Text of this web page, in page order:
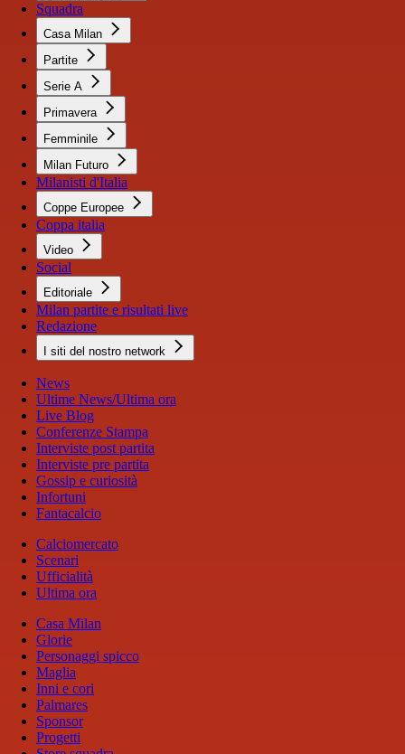
Squadra
Casa Milan
Partite
Serie A
Primavera
Femminile
Milan Futuro
Milanisti d'Italia
Coppe Europee
Coppa italia
Video
Social
Editoriale
Milan partite e risultati live
Redazione
I siti del nostro network
News
Ultime News/Ultima ora
Live Blog
Conferenze Stampa
Interviste post partita
Interviste pre partita
Gossip e curiosità
Infortuni
Fantacalcio
Calciomercato
Scenari
Ufficialità
Ultima ora
Casa Milan
Glorie
Personaggi spicco
Maglia
Inni e cori
Palmares
Sponsor
Progetti